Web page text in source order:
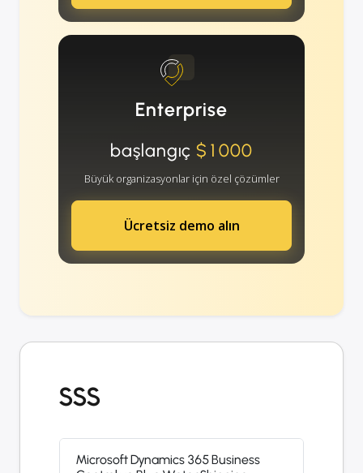
Enterprise
başlangıç$1000
Büyük organizasyonlar için özel çözümler
Ücretsiz demo alın
SSS
Microsoft Dynamics 365 Business